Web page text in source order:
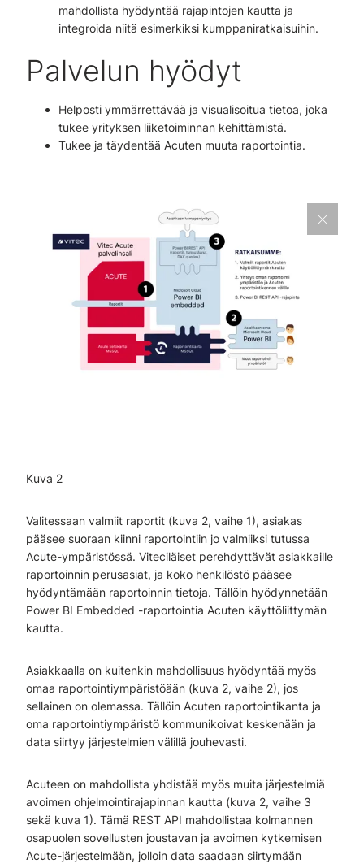
mahdollista hyödyntää rajapintojen kautta ja
integroida niitä esimerkiksi kumppaniratkaisuihin.
Palvelun hyödyt
Helposti ymmärrettävää ja visualisoitua tietoa, joka
tukee yrityksen liiketoiminnan kehittämistä.
Tukee ja täydentää Acuten muuta raportointia.
Kuva 2
Valitessaan valmiit raportit (kuva 2, vaihe 1), asiakas
pääsee suoraan kiinni raportointiin jo valmiiksi tutussa
Acute-ympäristössä. Viteciläiset perehdyttävät asiakkaille
raportoinnin perusasiat, ja koko henkilöstö pääsee
hyödyntämään raportoinnin tietoja. Tällöin hyödynnetään
Power BI Embedded -raportointia Acuten käyttöliittymän
kautta.
Asiakkaalla on kuitenkin mahdollisuus hyödyntää myös
omaa raportointiympäristöään (kuva 2, vaihe 2), jos
sellainen on olemassa. Tällöin Acuten raportointikanta ja
oma raportointiympäristö kommunikoivat keskenään ja
data siirtyy järjestelmien välillä jouhevasti.
Acuteen on mahdollista yhdistää myös muita järjestelmiä
avoimen ohjelmointirajapinnan kautta (kuva 2, vaihe 3
sekä kuva 1). Tämä REST API mahdollistaa kolmannen
osapuolen sovellusten joustavan ja avoimen kytkemisen
Acute-järjestelmään, jolloin data saadaan siirtymään